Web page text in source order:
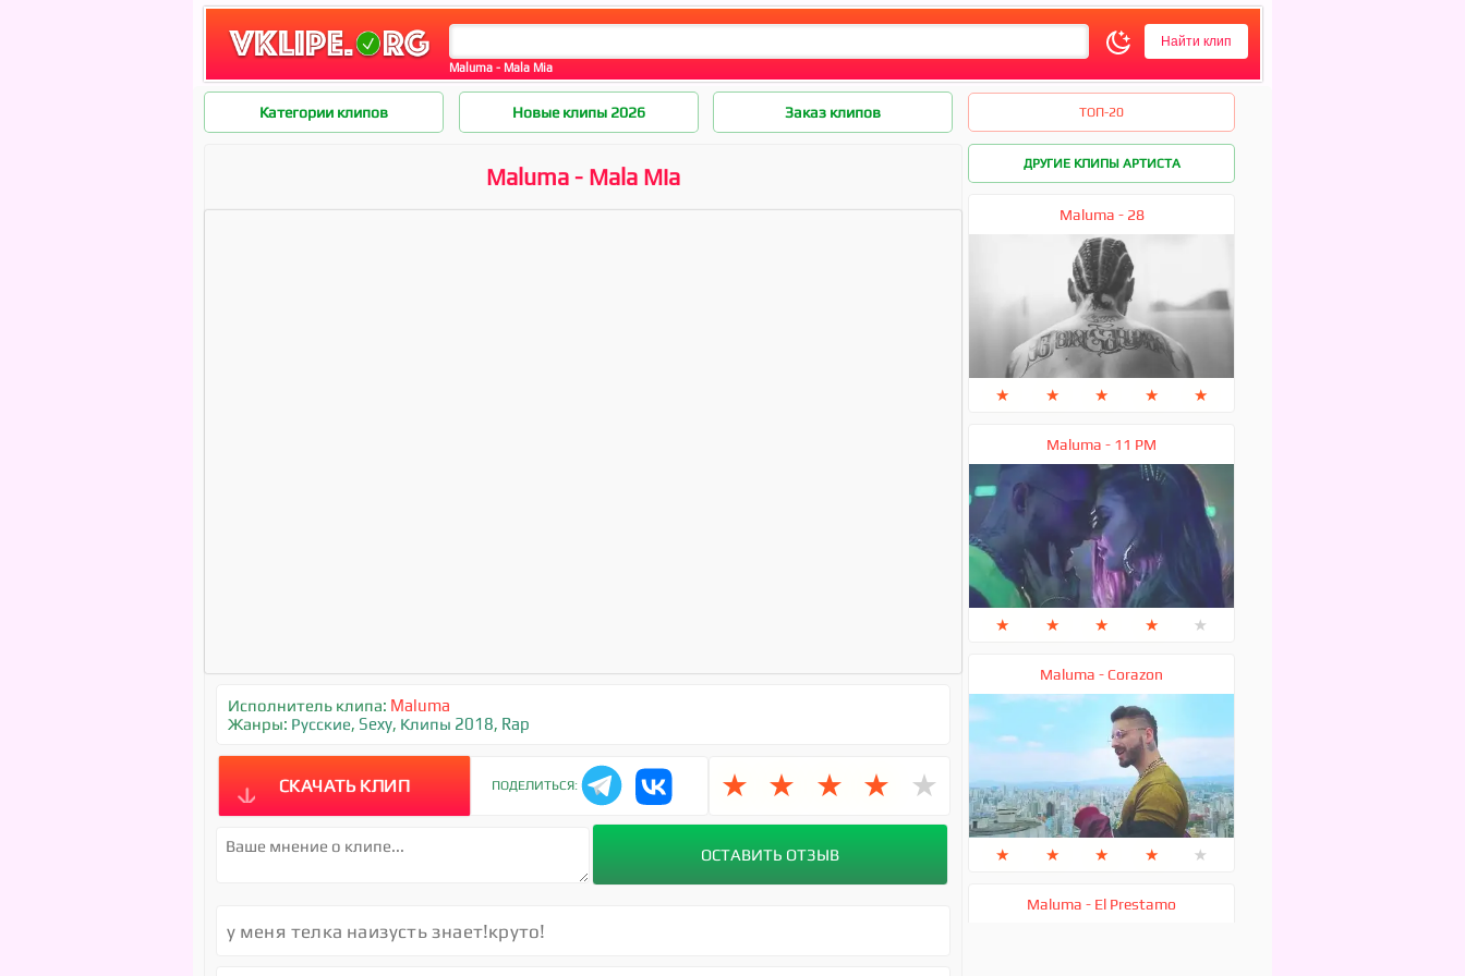
Maluma - Mala Mia
Категории клипов Новые клипы 2026 Заказ клипов ТОП-20
Maluma - Mala Mia
Исполнитель клипа: Maluma
Жанры: Русские, Sexy, Клипы 2018, Rap
СКАЧАТЬ КЛИП ПОДЕЛИТЬСЯ: ★ ★ ★ ★ ★
у меня телка наизусть знает!круто!
ДРУГИЕ КЛИПЫ АРТИСТА
Maluma - 28
★ ★ ★ ★ ★
Maluma - 11 PM
★ ★ ★ ★ ★
Maluma - Corazon
★ ★ ★ ★ ★
Maluma - El Prestamo